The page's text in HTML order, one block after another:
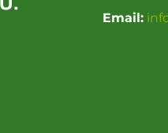
Email: